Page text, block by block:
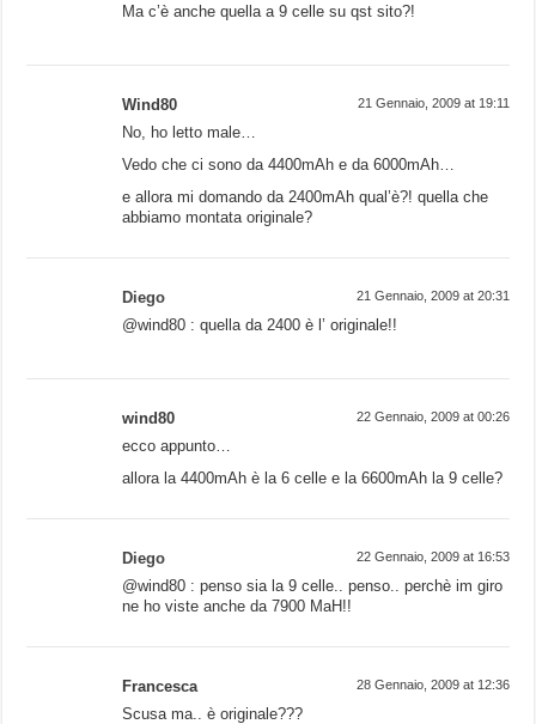
Ma c’è anche quella a 9 celle su qst sito?!
Wind80 21 Gennaio, 2009 at 19:11
No, ho letto male…
Vedo che ci sono da 4400mAh e da 6000mAh…
e allora mi domando da 2400mAh qual’è?! quella che
abbiamo montata originale?
Diego 21 Gennaio, 2009 at 20:31
@wind80 : quella da 2400 è l’ originale!!
wind80 22 Gennaio, 2009 at 00:26
ecco appunto…
allora la 4400mAh è la 6 celle e la 6600mAh la 9 celle?
Diego 22 Gennaio, 2009 at 16:53
@wind80 : penso sia la 9 celle.. penso.. perchè im giro
ne ho viste anche da 7900 MaH!!
Francesca 28 Gennaio, 2009 at 12:36
Scusa ma.. è originale???